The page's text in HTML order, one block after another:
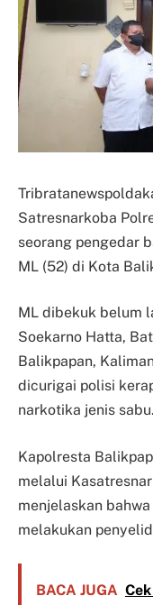
Satresnarkoba
seorang pengedar
ML (52) di Kota
ML dibekuk belum
Soekarno Hatta,
Balikpapan,
dicurigai polisi
narkotika jenis sabu.
Kapolresta
melalui
menjelaskan
melakukan
BACA JUGA